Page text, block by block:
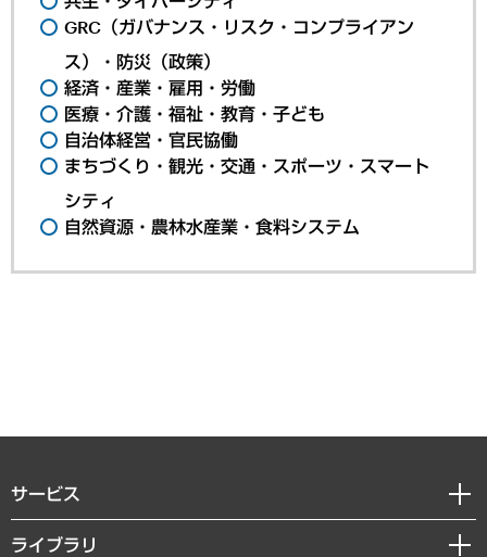
GRC（ガバナンス・リスク・コンプライアン
ス）・防災（政策）
経済・産業・雇用・労働
医療・介護・福祉・教育・子ども
自治体経営・官民協働
まちづくり・観光・交通・スポーツ・スマート
シティ
自然資源・農林水産業・食料システム
サービス
経営戦略
ライブラリ